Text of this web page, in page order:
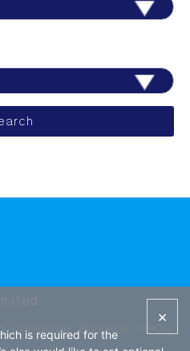
Chatuchak, Bangkok 10900
is required for the
×